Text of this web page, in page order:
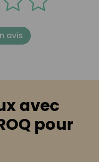
avis
avec
pour